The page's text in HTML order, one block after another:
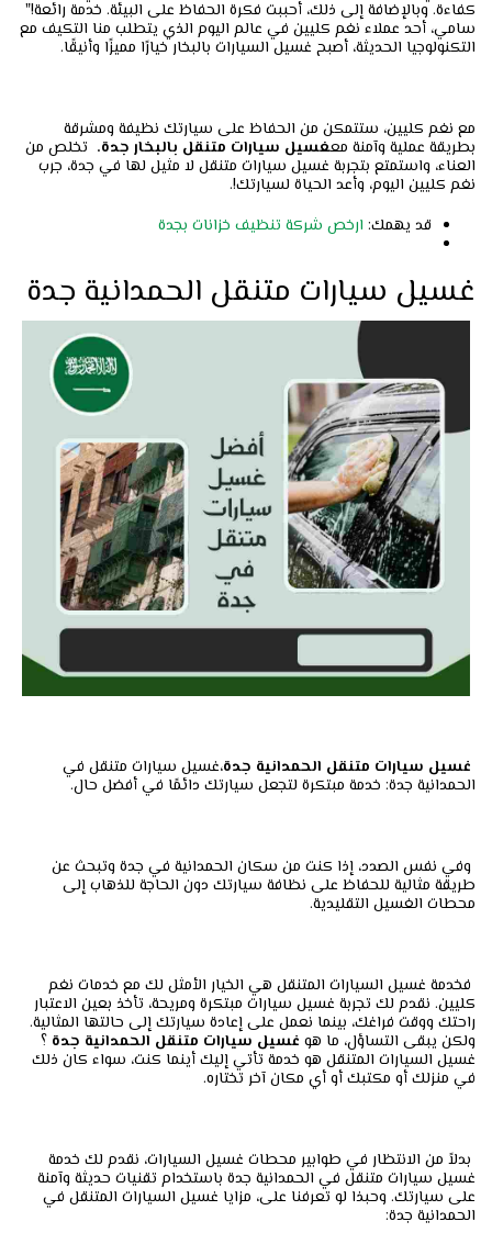
كفاءة. وبالإضافة إلى ذلك، أحببت فكرة الحفاظ على البيئة. خدمة رائعة!"
سامي، أحد عملاء نغم كليين في عالم اليوم الذي يتطلب منا التكيف مع
التكنولوجيا الحديثة، أصبح غسيل السيارات بالبخار خيارًا مميزًا وأنيقًا.
مع نغم كليين، ستتمكن من الحفاظ على سيارتك نظيفة ومشرقة
بطريقة عملية وآمنة معغسيل سيارات متنقل بالبخار جدة. تخلص من
العناء، واستمتع بتجربة غسيل سيارات متنقل لا مثيل لها في جدة، جرب
نغم كليين اليوم، وأعد الحياة لسيارتك!.
قد يهمك: ارخص شركة تنظيف خزانات بجدة
غسيل سيارات متنقل الحمدانية جدة
غسيل سيارات متنقل الحمدانية جدة،غسيل سيارات متنقل في
الحمدانية جدة: خدمة مبتكرة لتجعل سيارتك دائمًا في أفضل حال.
وفي نفس الصدد، إذا كنت من سكان الحمدانية في جدة وتبحث عن
طريقة مثالية للحفاظ على نظافة سيارتك دون الحاجة للذهاب إلى
محطات الغسيل التقليدية.
فخدمة غسيل السيارات المتنقل هي الخيار الأمثل لك مع خدمات نغم
كليين. نقدم لك تجربة غسيل سيارات مبتكرة ومريحة، تأخذ بعين الاعتبار
راحتك ووقت فراغك، بينما نعمل على إعادة سيارتك إلى حالتها المثالية.
ولكن يبقى التساؤل، ما هو غسيل سيارات متنقل الحمدانية جدة ؟
غسيل السيارات المتنقل هو خدمة تأتي إليك أينما كنت، سواء كان ذلك
في منزلك أو مكتبك أو أي مكان آخر تختاره.
بدلاً من الانتظار في طوابير محطات غسيل السيارات، نقدم لك خدمة
غسيل سيارات متنقل في الحمدانية جدة باستخدام تقنيات حديثة وآمنة
على سيارتك. وحبذا لو تعرفنا على، مزايا غسيل السيارات المتنقل في
الحمدانية جدة: